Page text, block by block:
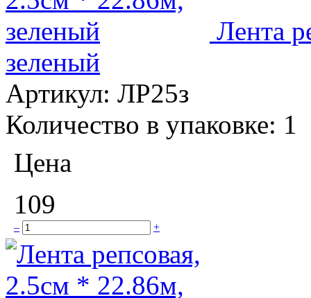
Лента
зеленый
Артикул: ЛР25з
Количество в упаковке: 1
Цена
109
– +